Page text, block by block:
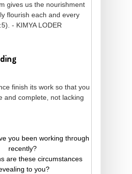
gives us the nourishment
flourish each and every
- KIMYA LODER
finish its work so that you
and complete, not lacking
you been working through
recently?
are these circumstances
to you?